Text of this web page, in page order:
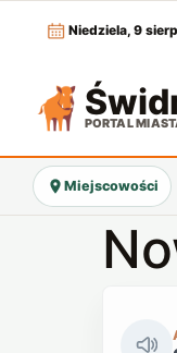
Niedziela, 9
PORTAL
Miejscowości